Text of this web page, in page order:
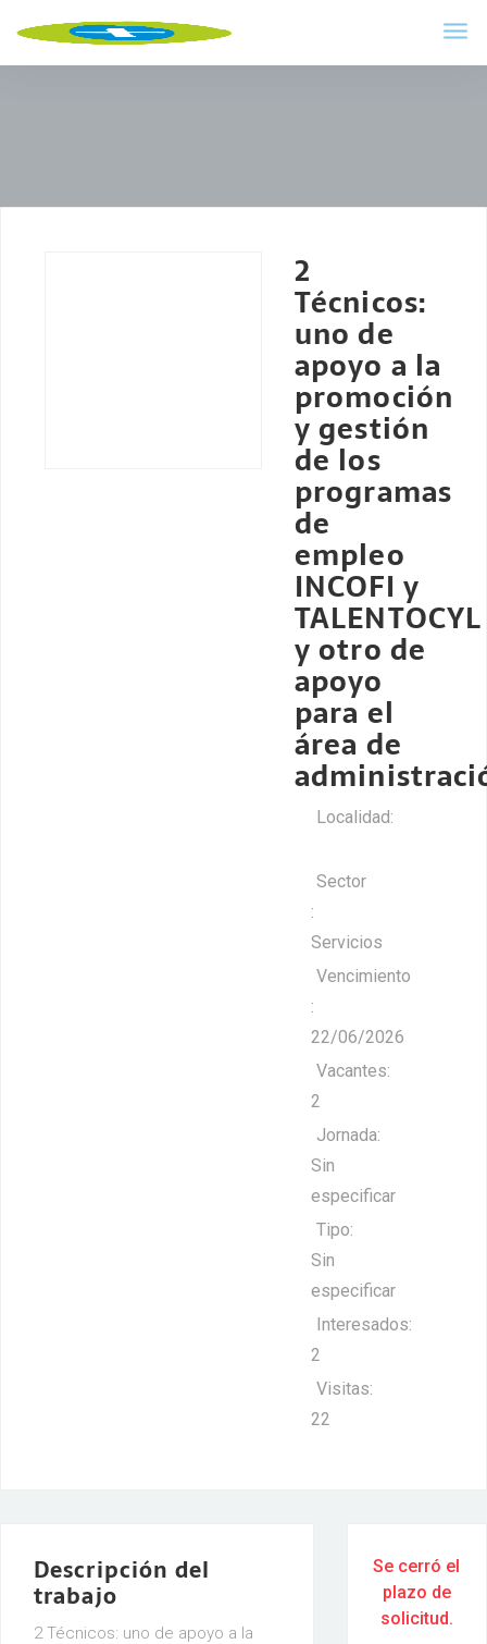
2
Técnicos:
uno de
apoyo a la
promoción
y gestión
de los
programas
de
empleo
INCOFI y
TALENTOCYL
y otro de
apoyo
para el
área de
Localidad:
Sector
:
Servicios
Vencimiento
:
22/06/2026
Vacantes:
2
Jornada:
Sin
especificar
Tipo:
Sin
especificar
Interesados:
2
Visitas:
22
Descripción del
trabajo
2 Técnicos: uno de apoyo a la
Se cerró el
plazo de
solicitud.